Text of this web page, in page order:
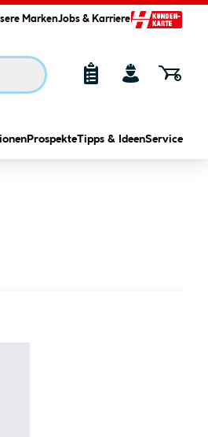
MarkenJobs & Karriere
ProspekteTipps & IdeenService